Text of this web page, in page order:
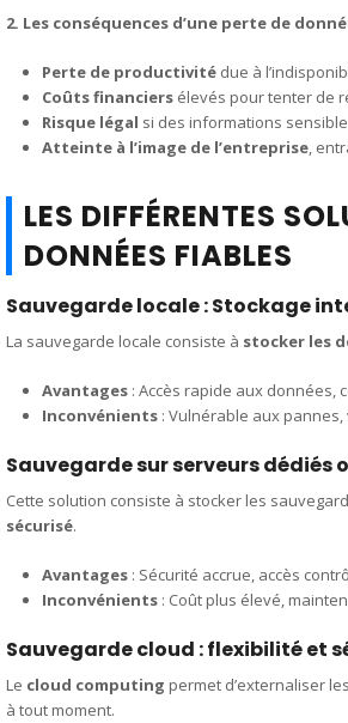
2. Les conséquences d’une perte de
Perte de productivité due à
Coûts financiers élevés pour tenter de
Risque légal si des informations
Atteinte à l’image de l’entreprise,
LES DIFFÉRENTES
DONNÉES FIABLES
Sauvegarde locale : Stockage
La sauvegarde locale consiste à stocker les
Avantages : Accès rapide aux données,
Inconvénients : Vulnérable aux pannes,
Sauvegarde sur serveurs dédiés
Cette solution consiste à stocker les
sécurisé.
Avantages : Sécurité accrue, accès
Inconvénients : Coût plus élevé,
Sauvegarde cloud : flexibilité et
Le cloud computing permet d’externaliser
à tout moment.